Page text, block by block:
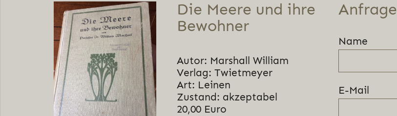
Die Meere und ihre
Bewohner
Autor: Marshall William
Verlag: Twietmeyer
Art: Leinen
Zustand: akzeptabel
20,00 Euro
Anfrage
Name
E-Mail